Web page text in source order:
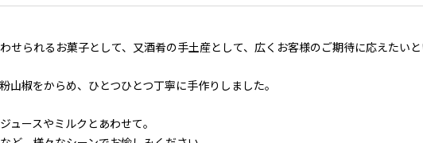
せられるお菓子として、又酒肴の手土産として、広くお客様のご期待に応えたいと
椒をからめ、ひとつひとつ丁寧に手作りしました。
ュースやミルクとあわせて。